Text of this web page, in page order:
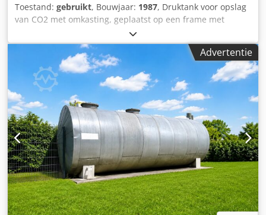
Toestand: gebruikt, Bouwjaar: 1987, Druktank voor opslag
van CO2 met omkasting, geplaatst op een frame met
ventilator en schakelkast. Machine (extra): liggende
hogedrukopslagtank met omkasting Brutovolume: 31.000 l
Max. bedrijfsdruk: 22 bar Dodpfxjzizpps Acdjck Ligging /
positie: liggend op frame Basisonderbouw: cilindrische
tank met klöpperbodems Uitrusting: omkasting;
manometer; ventilator; schakelkast
Advertentie